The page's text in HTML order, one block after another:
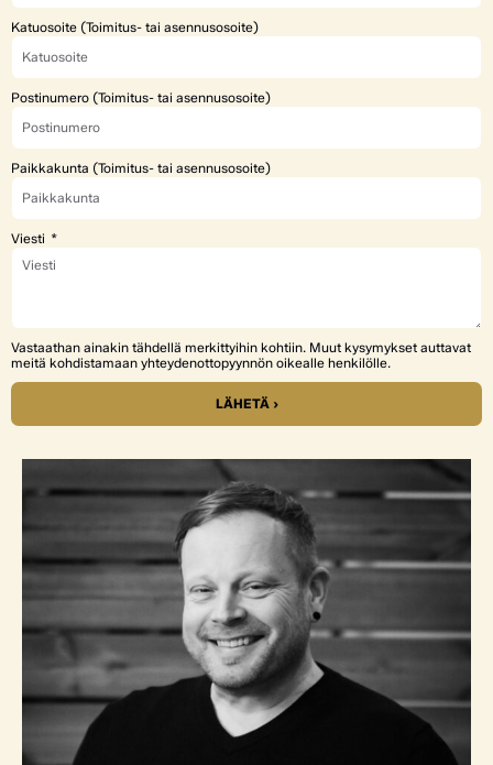
Katuosoite (Toimitus- tai asennusosoite)
Postinumero (Toimitus- tai asennusosoite)
Paikkakunta (Toimitus- tai asennusosoite)
Viesti
Vastaathan ainakin tähdellä merkittyihin kohtiin. Muut kysymykset auttavat
meitä kohdistamaan yhteydenottopyynnön oikealle henkilölle.
LÄHETÄ ›